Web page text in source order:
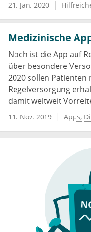
21. Jan. 2020
Medizinische
Noch ist die App auf
über besondere
2020 sollen Patienten
Regelversorgung
damit weltweit
11. Nov. 2019 Apps